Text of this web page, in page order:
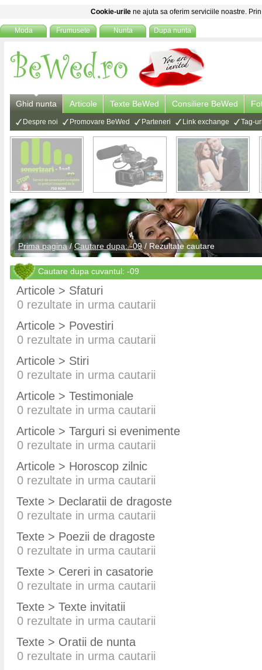
Cookie-urile ne ajuta sa oferim serviciile noastre.
Moda Frumusete Nunta Dupa nunta
Ghid nunta Articole Texte BeWed Consiliere BeWed
Despre noi Promovare BeWed Parteneri Link exchange Tag-
Prima pagina/Cautare dupa: -09/ Rezultate cautare
Cautare dupa cuvantul: -09
Articole > Sfaturi
0 rezultate in urma cautarii
Articole > Povestiri
0 rezultate in urma cautarii
Articole > Stiri
0 rezultate in urma cautarii
Articole > Testimoniale
0 rezultate in urma cautarii
Articole > Targuri si evenimente
0 rezultate in urma cautarii
Articole > Horoscop zilnic
0 rezultate in urma cautarii
Texte > Declaratii de dragoste
0 rezultate in urma cautarii
Texte > Poezii de dragoste
0 rezultate in urma cautarii
Texte > Cereri in casatorie
0 rezultate in urma cautarii
Texte > Texte invitatii
0 rezultate in urma cautarii
Texte > Oratii de nunta
0 rezultate in urma cautarii